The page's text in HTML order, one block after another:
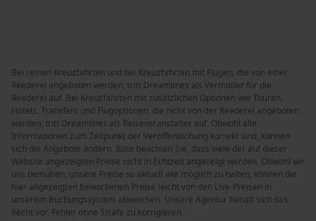
Bei reinen Kreuzfahrten und bei Kreuzfahrten mit Flügen, die von einer
Reederei angeboten werden, tritt Dreamlines als Vermittler für die
Reederei auf. Bei Kreuzfahrten mit zusätzlichen Optionen wie Touren,
Hotels, Transfers und Flugoptionen, die nicht von der Reederei angeboten
werden, tritt Dreamlines als Reiseveranstalter auf. Obwohl alle
Informationen zum Zeitpunkt der Veröffentlichung korrekt sind, können
sich die Angebote ändern. Bitte beachten Sie, dass viele der auf dieser
Website angezeigten Preise nicht in Echtzeit angezeigt werden. Obwohl wir
uns bemühen, unsere Preise so aktuell wie möglich zu halten, können die
hier angezeigten beworbenen Preise leicht von den Live-Preisen in
unserem Buchungssystem abweichen. Unsere Agentur behält sich das
Recht vor, Fehler ohne Strafe zu korrigieren.